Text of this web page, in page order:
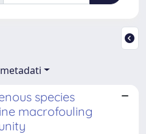
species
macrofouling